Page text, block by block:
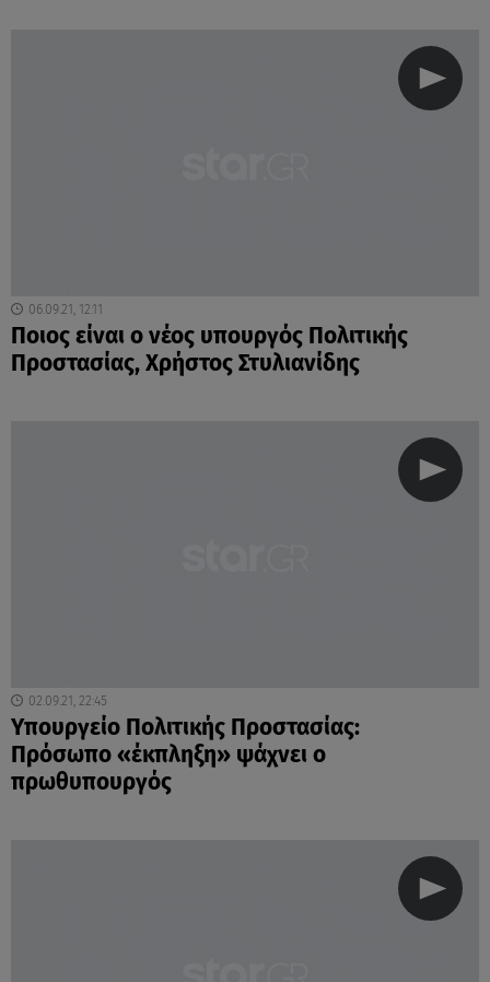
06.09.21, 12:11
Ποιος είναι ο νέος υπουργός Πολιτικής
Προστασίας, Χρήστος Στυλιανίδης
02.09.21, 22:45
Υπουργείο Πολιτικής Προστασίας:
Πρόσωπο «έκπληξη» ψάχνει ο
πρωθυπουργός